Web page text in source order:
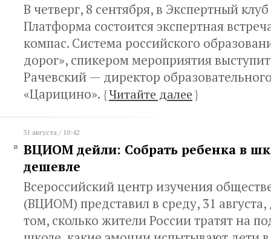
В четверг, 8 сентября, в Экспертный
Платформа состоится экспертная
компас. Система российского
дорог», спикером мероприятия
Рачевский — директор
«Царицино». {Читайте далее}
31 августа / 10:42
ВЦИОМ дейли: Собрать ребенка в
дешевле
Всероссийский центр изучения
(ВЦИОМ) представил в среду, 31
том, сколько жители России тратят на